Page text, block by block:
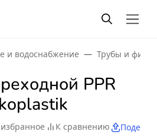
и водоснабжение Трубы и
PPR
К сравнению